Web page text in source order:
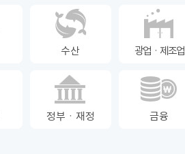
수산 광업ㆍ제조업
정부ㆍ재정 금융